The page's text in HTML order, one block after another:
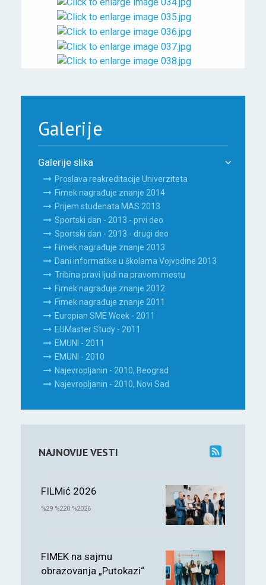
Galerije
Galerije slika
Proslava reakreditacije Univerziteta
Fimek nagrađuje znanje 2014
Prijem studenata MAS 2013
Sportski dan - 2013 - prvi deo
Sportski dan - 2013 - drugi deo
Fimek nagrađuje znanje 2013
Dani informatike u školama Vojvodine 2013
Tribina pravi ljudi na pravom mestu
Fimek nagrađuje znanje 2012
Fimek nagrađuje znanje 2011
Europian SME Week - 2011
EUMaster Study - 2011
EMUNI - 2011
EMUNI - 2010
Najevropljanin - 2010, Beograd
Najevropljanin - 2010, Novi Sad
NAJNOVIJE VESTI
FILMić 2026
%29 %220 %2026
FIMEK na sajmu
obrazovanja „Putokazi“